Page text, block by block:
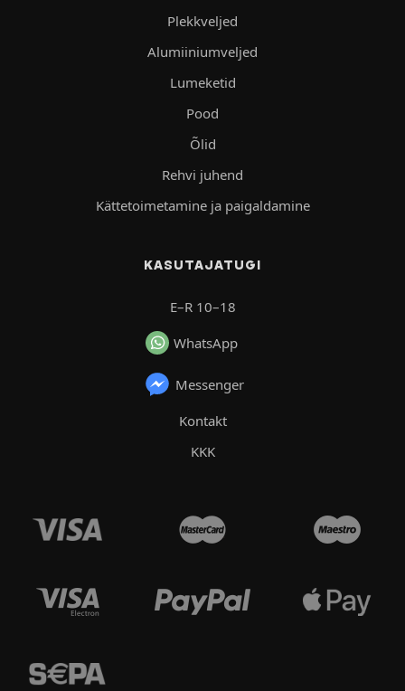
Plekkveljed
Alumiiniumveljed
Lumeketid
Pood
Õlid
Rehvi juhend
Kättetoimetamine ja paigaldamine
KASUTAJATUGI
E–R 10–18
WhatsApp
Messenger
Kontakt
KKK